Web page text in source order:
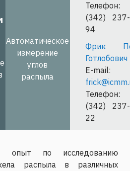
(342)
94
Фрик
Готлобович
E-mail:
(342)
22
Автоматическое
измерение
углов
распыла
опыт по исследованию
распыла в различных